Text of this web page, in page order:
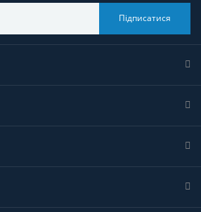
Підписатися